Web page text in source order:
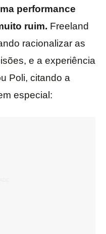
performance
ruim. Freeland
racionalizar as
e a experiência
Poli, citando a
especial: